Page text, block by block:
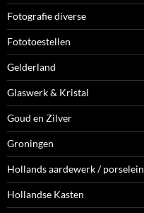
Fotografie diverse
Fototoestellen
Gelderland
Glaswerk & Kristal
Goud en Zilver
Groningen
Hollands aardewerk / porselein
Hollandse Kasten